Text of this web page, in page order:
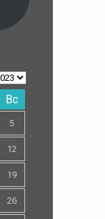
Вс
5
12
19
26